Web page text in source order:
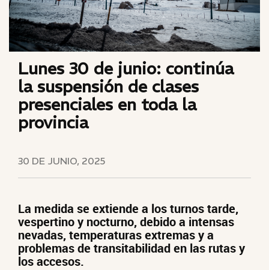
Lunes 30 de junio: continúa
la suspensión de clases
presenciales en toda la
provincia
30 DE JUNIO, 2025
La medida se extiende a los turnos tarde,
vespertino y nocturno, debido a intensas
nevadas, temperaturas extremas y a
problemas de transitabilidad en las rutas y
los accesos.